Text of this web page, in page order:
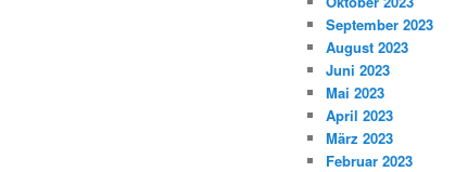
September 2023
August 2023
Juni 2023
Mai 2023
April 2023
März 2023
Februar 2023